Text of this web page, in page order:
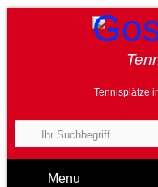
Tennisplätze
Menu